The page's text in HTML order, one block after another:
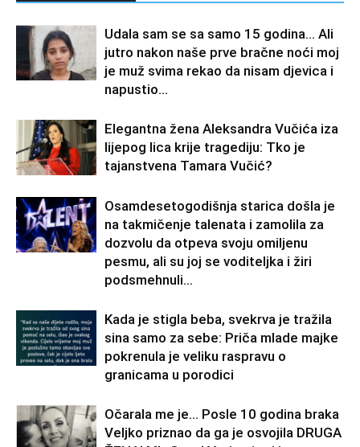
Udala sam se sa samo 15 godina… Ali
jutro nakon naše prve bračne noći moj
je muž svima rekao da nisam djevica i
napustio...
Elegantna žena Aleksandra Vučića iza
lijepog lica krije tragediju: Tko je
tajanstvena Tamara Vučić?
Osamdesetogodišnja starica došla je
na takmičenje talenata i zamolila za
dozvolu da otpeva svoju omiljenu
pesmu, ali su joj se voditeljka i žiri
podsmehnuli...
Kada je stigla beba, svekrva je tražila
sina samo za sebe: Priča mlade majke
pokrenula je veliku raspravu o
granicama u porodici
Očarala me je… Posle 10 godina braka
Veljko priznao da ga je osvojila DRUGA